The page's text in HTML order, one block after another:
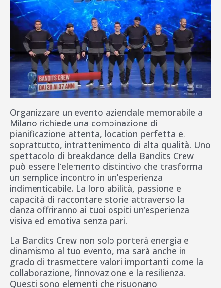
Organizzare un evento aziendale memorabile a
Milano richiede una combinazione di
pianificazione attenta, location perfetta e,
soprattutto, intrattenimento di alta qualità. Uno
spettacolo di breakdance della Bandits Crew
può essere l’elemento distintivo che trasforma
un semplice incontro in un’esperienza
indimenticabile. La loro abilità, passione e
capacità di raccontare storie attraverso la
danza offriranno ai tuoi ospiti un’esperienza
visiva ed emotiva senza pari.
La Bandits Crew non solo porterà energia e
dinamismo al tuo evento, ma sarà anche in
grado di trasmettere valori importanti come la
collaborazione, l’innovazione e la resilienza.
Questi sono elementi che risuonano